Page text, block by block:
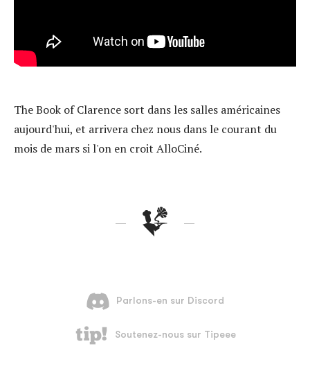
The Book of Clarence sort dans les salles américaines
aujourd'hui, et arrivera chez nous dans le courant du
mois de mars si l'on en croit AlloCiné.